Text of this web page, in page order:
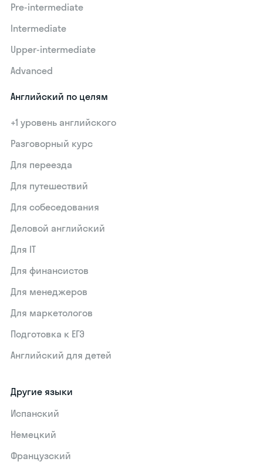
Pre-intermediate
Intermediate
Upper-intermediate
Advanced
Английский по целям
+1 уровень английского
Разговорный курс
Для переезда
Для путешествий
Для собеседования
Деловой английский
Для IT
Для финансистов
Для менеджеров
Для маркетологов
Подготовка к ЕГЭ
Английский для детей
Другие языки
Испанский
Немецкий
Французский